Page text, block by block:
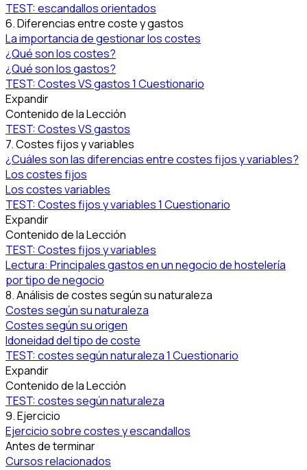
TEST: escandallos orientados
6. Diferencias entre coste y gastos
La importancia de gestionar los costes
¿Qué son los costes?
¿Qué son los gastos?
TEST: Costes VS gastos1 Cuestionario
Expandir
Contenido de la Lección
TEST: Costes VS gastos
7. Costes fijos y variables
¿Cuáles son las diferencias entre costes fijos y variables?
Los costes fijos
Los costes variables
TEST: Costes fijos y variables1 Cuestionario
Expandir
Contenido de la Lección
TEST: Costes fijos y variables
Lectura: Principales gastos en un negocio de hostelería
por tipo de negocio
8. Análisis de costes según su naturaleza
Costes según su naturaleza
Costes según su origen
Idoneidad del tipo de coste
TEST: costes según naturaleza1 Cuestionario
Expandir
Contenido de la Lección
TEST: costes según naturaleza
9. Ejercicio
Ejercicio sobre costes y escandallos
Antes de terminar
Cursos relacionados